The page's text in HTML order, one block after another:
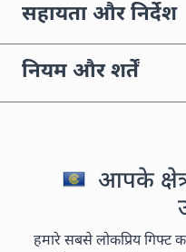
सहायता और निर्देश
नियम और शर्तें
आपके
हमारे सबसे लोकप्रिय गिफ्ट